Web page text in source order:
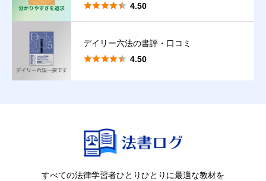
【禁止事項】
実際の読書（読者）体験に基づかない口コミ、著者・出版社によ
る口コミ。
【違反時の取扱い】
 4.50
デイリー六法の書評・口コミ
 4.50
すべての法律学習者ひとりひとりに最適な教材を